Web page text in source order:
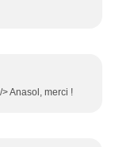
Anasol, merci !